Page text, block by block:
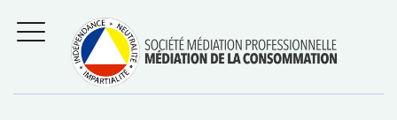
Régler les litiges
entre
consommateurs et
professionnels avec
la médiation de la
consommation
MENU